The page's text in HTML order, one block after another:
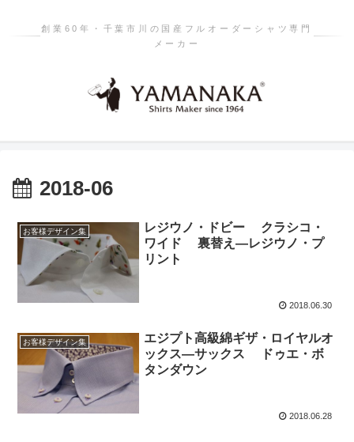
創業60年・千葉市川の国産フルオーダーシャツ専門
メーカー
2018-06
お客様デザイン集
レジウノ・ドビー クラシコ・
ワイド 裏替え―レジウノ・プ
リント
2018.06.30
お客様デザイン集
エジプト高級綿ギザ・ロイヤルオ
ックス―サックス ドゥエ・ボ
タンダウン
2018.06.28